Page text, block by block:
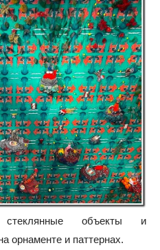
объекты и
орнаменте и паттернах.